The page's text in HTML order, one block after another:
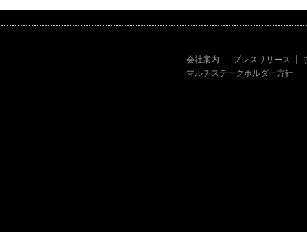
会社案内 プレスリリース
マルチステークホルダー方針